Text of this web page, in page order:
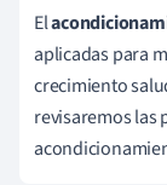
El
aplicadas para
crecimiento
revisaremos las